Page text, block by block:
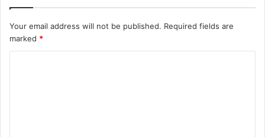
Your email address will not be published. Required fields are
marked *